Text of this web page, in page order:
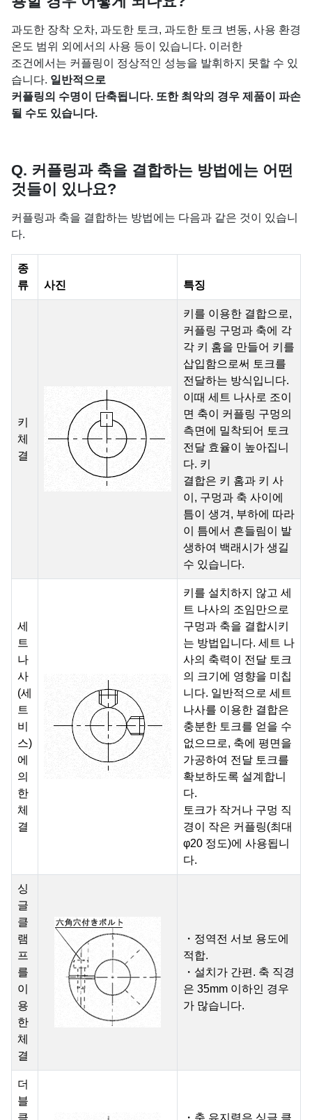
과도한 장착 오차, 과도한 토크, 과도한 토크 변동, 사용 환경
온도 범위 외에서의 사용 등이 있습니다. 이러한
조건에서는 커플링이 정상적인 성능을 발휘하지 못할 수 있
습니다. 일반적으로
커플링의 수명이 단축됩니다. 또한 최악의 경우 제품이 파손
될 수도 있습니다.
Q. 커플링과 축을 결합하는 방법에는 어떤
것들이 있나요?
커플링과 축을 결합하는 방법에는 다음과 같은 것이 있습니
다.
종
류
사진 특징
키
체
결
키를 이용한 결합으로,
커플링 구멍과 축에 각
각 키 홈을 만들어 키를
삽입함으로써 토크를
전달하는 방식입니다.
이때 세트 나사로 조이
면 축이 커플링 구멍의
측면에 밀착되어 토크
전달 효율이 높아집니
다. 키
결합은 키 홈과 키 사
이, 구멍과 축 사이에
틈이 생겨, 부하에 따라
이 틈에서 흔들림이 발
생하여 백래시가 생길
수 있습니다.
세
트
나
사
(세
트
비
스)
에
의
한
체
결
키를 설치하지 않고 세
트 나사의 조임만으로
구멍과 축을 결합시키
는 방법입니다. 세트 나
사의 축력이 전달 토크
의 크기에 영향을 미칩
니다. 일반적으로 세트
나사를 이용한 결합은
충분한 토크를 얻을 수
없으므로, 축에 평면을
가공하여 전달 토크를
확보하도록 설계합니
다.
토크가 작거나 구멍 직
경이 작은 커플링(최대
φ20 정도)에 사용됩니
다.
싱
글
클
램
프
를
이
용
한
체
결
・정역전 서보 용도에
적합.
・설치가 간편. 축 직경
은 35mm 이하인 경우
가 많습니다.
더
블
클
・축 유지력은 싱글 클